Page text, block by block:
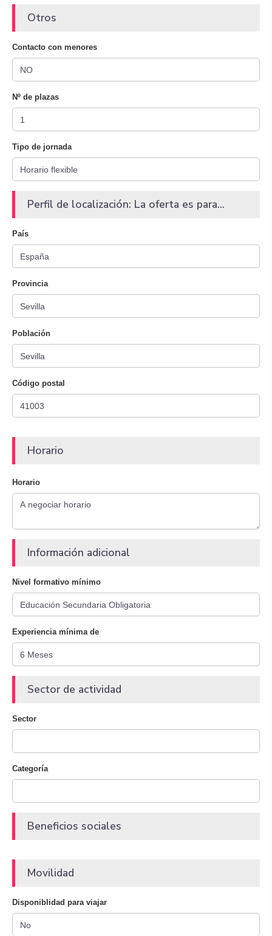
Otros
Contacto con menores
Nº de plazas
Tipo de jornada
Perfil de localización: La oferta es para...
País
Provincia
Población
Código postal
Horario
Horario
Información adicional
Nivel formativo mínimo
Experiencia mínima de
Sector de actividad
Sector
Categoría
Beneficios sociales
Movilidad
Disponiblidad para viajar